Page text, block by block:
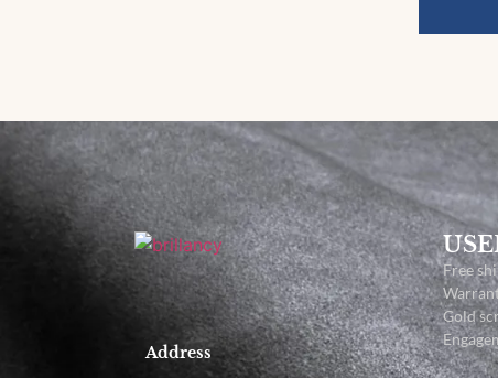
Address
Free
Gold